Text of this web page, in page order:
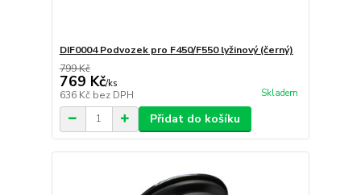
DIF0004 Podvozek pro F450/F550 lyžinový (černý)
799 Kč
769 Kč/ks
636 Kč bez DPH Skladem
Přidat do košíku